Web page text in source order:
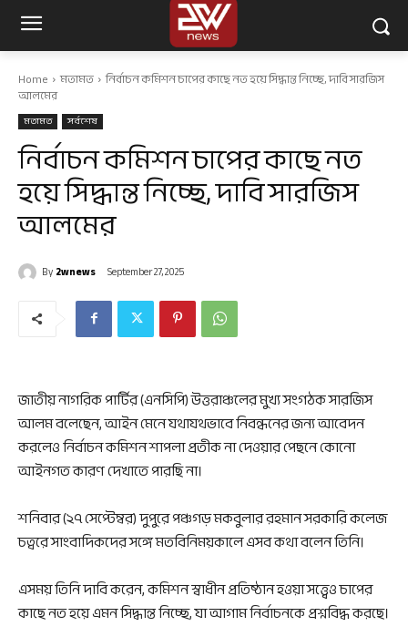
Home মতামত নির্বাচন কমিশন চাপের কাছে নত হয়ে সিদ্ধান্ত নিচ্ছে, দাবি সারজিস
আলমের
মতামত সর্বশেষ
নির্বাচন কমিশন চাপের কাছে নত
হয়ে সিদ্ধান্ত নিচ্ছে, দাবি সারজিস
আলমের
By2wnews September 27, 2025
জাতীয় নাগরিক পার্টির (এনসিপি) উত্তরাঞ্চলের মুখ্য সংগঠক সারজিস
আলম বলেছেন, আইন মেনে যথাযথভাবে নিবন্ধনের জন্য আবেদন
করলেও নির্বাচন কমিশন শাপলা প্রতীক না দেওয়ার পেছনে কোনো
আইনগত কারণ দেখাতে পারছি না।
শনিবার (২৭ সেপ্টেম্বর) দুপুরে পঞ্চগড় মকবুলার রহমান সরকারি কলেজ
চত্বরে সাংবাদিকদের সঙ্গে মতবিনিময়কালে এসব কথা বলেন তিনি।
এসময় তিনি দাবি করেন, কমিশন স্বাধীন প্রতিষ্ঠান হওয়া সত্ত্বেও চাপের
কাছে নত হয়ে এমন সিদ্ধান্ত নিচ্ছে, যা আগাম নির্বাচনকে প্রশ্নবিদ্ধ করছে।